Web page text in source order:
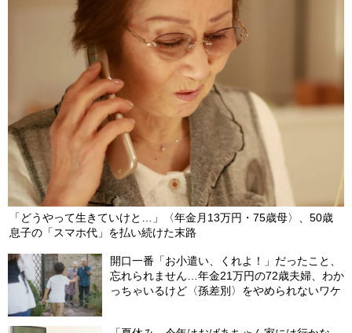
「どうやって生きていけと…」〈年金月13万円・75歳母〉、50歳
息子の「スマホ代」を払い続けた末路
開口一番「お小遣い、くれよ！」だったこと、
忘れられません…年金21万円の72歳夫婦、わか
っちゃいるけど〈孫差別〉をやめられないワケ